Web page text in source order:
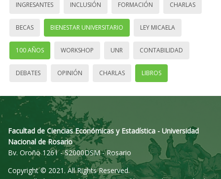
INGRESANTES INCLUSIÓN FORMACIÓN CHARLAS
BECAS BIENESTAR UNIVERSITARIO LEY MICAELA
100 AÑOS WORKSHOP UNR CONTABILIDAD
DEBATES OPINIÓN CHARLAS LIBROS
Facultad de Ciencias Económicas y Estadística - Universidad
Nacional de Rosario
Bv. Oroño 1261 - S2000DSM - Rosario
Copyright © 2021. All Rights Reserved.